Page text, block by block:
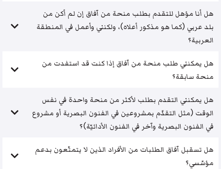
هل أنا مؤهل للتقدم بطلب منحة من آفاق إن لم أكن من
بلد عربي (كما هو مذكور أعلاه)، ولكنني وأعمل في المنطقة
العربية؟
هل يمكنني طلب منحة من آفاق إذا كنت قد استفدت من
منحة سابقة؟
هل يمكنني التقدم بطلب لأكثر من منحة واحدة في نفس
الوقت (مثل التقدّم بمشروعين في الفنون البصرية أو مشروع
في الفنون البصرية وآخر في الفنون الأدائيّة)؟
هل تسقبل آفاق الطلبات من الأفراد الذين لا يتمتّعون بدعم
مؤسّسي؟